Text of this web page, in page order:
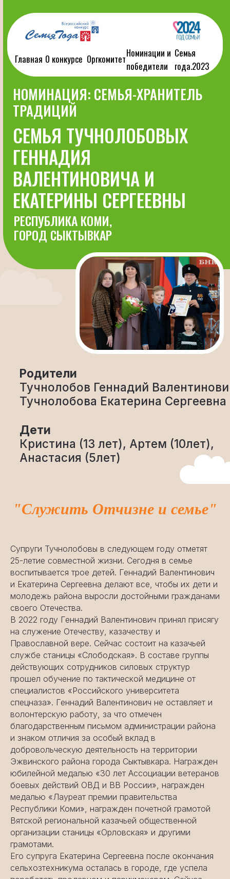
Главная О конкурсе Оргкомитет
СЕМЬЯ ТУЧНОЛОБОВЫХ
ГЕННАДИЯ
ВАЛЕНТИНОВИЧА И
ЕКАТЕРИНЫ СЕРГЕЕВНЫ
НОМИНАЦИЯ: СЕМЬЯ-ХРАНИТЕЛЬ
ТРАДИЦИЙ
РЕСПУБЛИКА КОМИ,
ГОРОД СЫКТЫВКАР
Родители
Тучнолобов Геннадий Валентинович
Тучнолобова Екатерина Сергеевна
Кристина (13 лет), Артем (10лет),
Анастасия (5лет)
"Служить Отчизне и семье"
Супруги Тучнолобовы в следующем году отметят
25-летие совместной жизни. Сегодня в семье
воспитывается трое детей. Геннадий Валентинович
и Екатерина Сергеевна делают все, чтобы их дети и
молодежь района выросли достойными гражданами
своего Отечества.
В 2022 году Геннадий Валентинович принял присягу
на служение Отечеству, казачеству и
Православной вере. Сейчас состоит на казачьей
службе станицы «Слободская». В составе группы
действующих сотрудников силовых структур
прошел обучение по тактической медицине от
специалистов «Российского университета
спецназа». Геннадий Валентинович не оставляет и
волонтерскую работу, за что отмечен
благодарственным письмом администрации района
и знаком отличия за особый вклад в
добровольческую деятельность на территории
Эжвинского района города Сыктывкара. Награжден
юбилейной медалью «30 лет Ассоциации ветеранов
боевых действий ОВД и ВВ России», награжден
медалью «Лауреат премии правительства
Республики Коми», награжден почетной грамотой
Вятской региональной казачьей общественной
организации станицы «Орловская» и другими
грамотами.
Его супруга Екатерина Сергеевна после окончания
сельхозтехникума осталась в городе, где успела